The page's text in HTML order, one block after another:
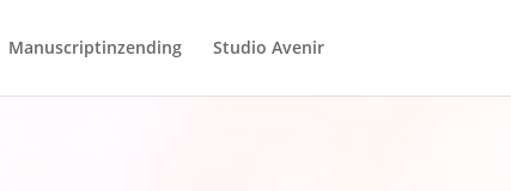
Manuscriptinzending Studio Avenir